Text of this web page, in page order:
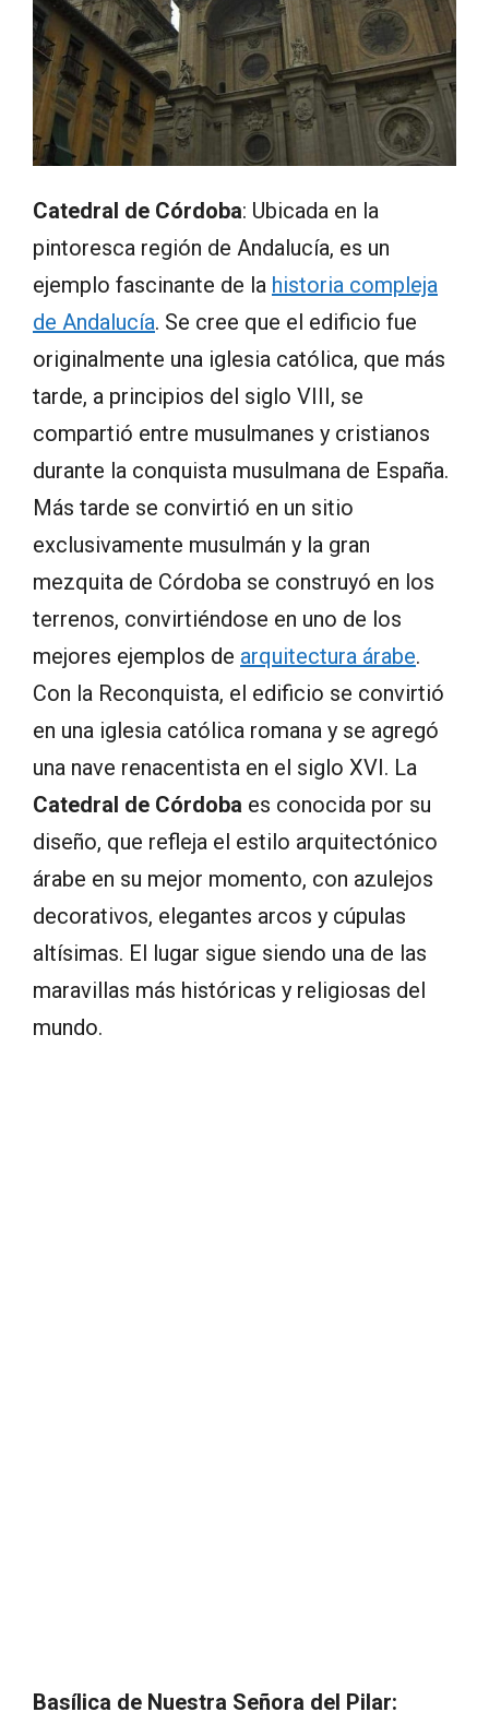
Catedral de Córdoba: Ubicada en la
pintoresca región de Andalucía, es un
ejemplo fascinante de la historia compleja
de Andalucía. Se cree que el edificio fue
originalmente una iglesia católica, que más
tarde, a principios del siglo VIII, se
compartió entre musulmanes y cristianos
durante la conquista musulmana de España.
Más tarde se convirtió en un sitio
exclusivamente musulmán y la gran
mezquita de Córdoba se construyó en los
terrenos, convirtiéndose en uno de los
mejores ejemplos de arquitectura árabe.
Con la Reconquista, el edificio se convirtió
en una iglesia católica romana y se agregó
una nave renacentista en el siglo XVI. La
Catedral de Córdoba es conocida por su
diseño, que refleja el estilo arquitectónico
árabe en su mejor momento, con azulejos
decorativos, elegantes arcos y cúpulas
altísimas. El lugar sigue siendo una de las
maravillas más históricas y religiosas del
mundo.
Basílica de Nuestra Señora del Pilar: